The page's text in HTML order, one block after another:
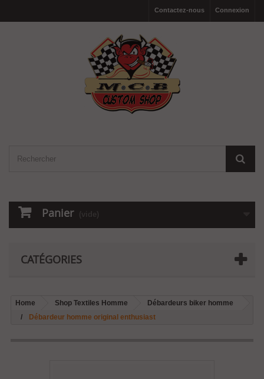
Connexion
Contactez-nous
Panier (vide)
CATÉGORIES
Home Shop Textiles Homme
Débardeurs biker homme
Débardeur homme original enthusiast